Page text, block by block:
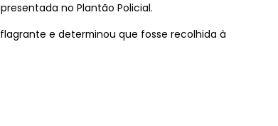
no Plantão Policial.
e determinou que fosse recolhida à